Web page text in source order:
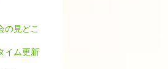
の見どこ
イム更新